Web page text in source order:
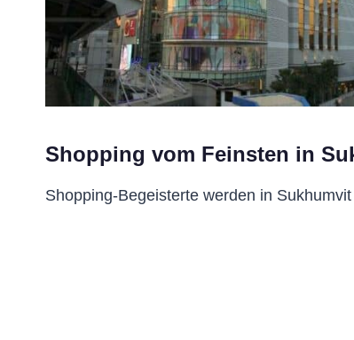
Shopping vom Feinsten in
Shopping-Begeisterte werden in